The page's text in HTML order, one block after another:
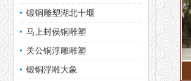
锻铜雕塑湖北十堰
马上封侯铜雕塑
关公铜浮雕雕塑
锻铜浮雕大象